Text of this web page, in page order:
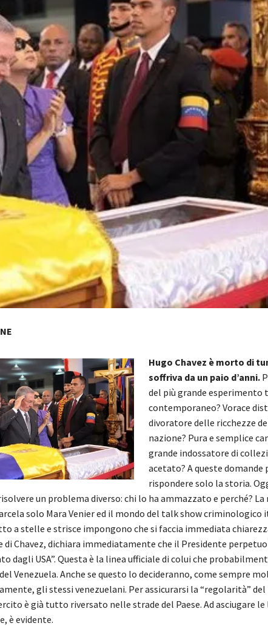
Hugo Chavez è morto di
soffriva da un paio d’anni.
del più grande
contemporaneo? Vorace
divoratore delle ricchezze
nazione? Pura e semplice
grande indossatore di
acetato? A queste domande
rispondere solo la storia.
un problema diverso: chi lo ha ammazzato e perché? La
solo Mara Venier ed il mondo del talk show criminologico
a stelle e strisce impongono che si faccia immediata
di Chavez, dichiara immediatamente che il Presidente
dagli USA”. Questa è la linea ufficiale di colui che
Venezuela. Anche se questo lo decideranno, come sempre
gli stessi venezuelani. Per assicurarsi la “regolarità” del
è già tutto riversato nelle strade del Paese. Ad asciugare
è evidente.